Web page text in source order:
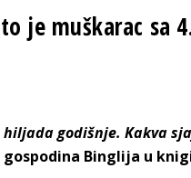
je muškarac sa
godišnje. Kakva
Binglija u